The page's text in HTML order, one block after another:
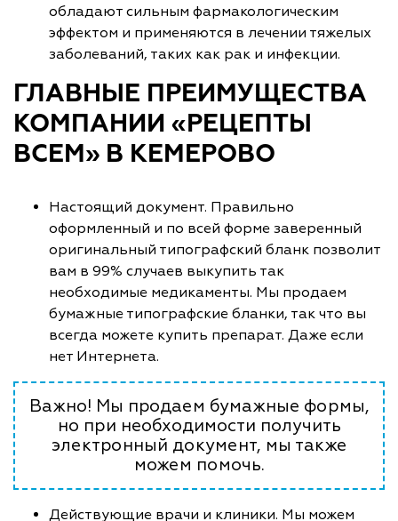
обладают сильным фармакологическим
эффектом и применяются в лечении тяжелых
заболеваний, таких как рак и инфекции.
ГЛАВНЫЕ ПРЕИМУЩЕСТВА
КОМПАНИИ «РЕЦЕПТЫ
ВСЕМ» В КЕМЕРОВО
Настоящий документ. Правильно
оформленный и по всей форме заверенный
оригинальный типографский бланк позволит
вам в 99% случаев выкупить так
необходимые медикаменты. Мы продаем
бумажные типографские бланки, так что вы
всегда можете купить препарат. Даже если
нет Интернета.
Важно! Мы продаем бумажные формы,
но при необходимости получить
электронный документ, мы также
можем помочь.
Действующие врачи и клиники. Мы можем